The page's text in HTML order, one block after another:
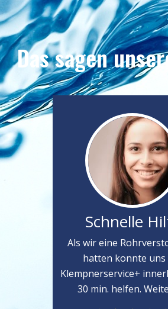
Das sagen
Schnelle
Als wir eine
hatten konnte uns
Klempnerservice+
30 min. helfen.